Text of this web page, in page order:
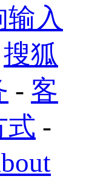
入
搜狐
- 客
式 -